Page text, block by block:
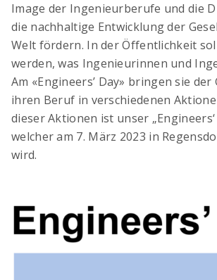
ACILIST
Bewehrungstechnik-Listen einfach
Image der Ingenieurberufe und die
die nachhaltige Entwicklung der
Welt fördern. In der Öffentlichkeit
werden, was Ingenieurinnen und
Am «Engineers’ Day» bringen sie der
ihren Beruf in verschiedenen
dieser Aktionen ist unser „Engineers‘
welcher am 7. März 2023 in
wird.